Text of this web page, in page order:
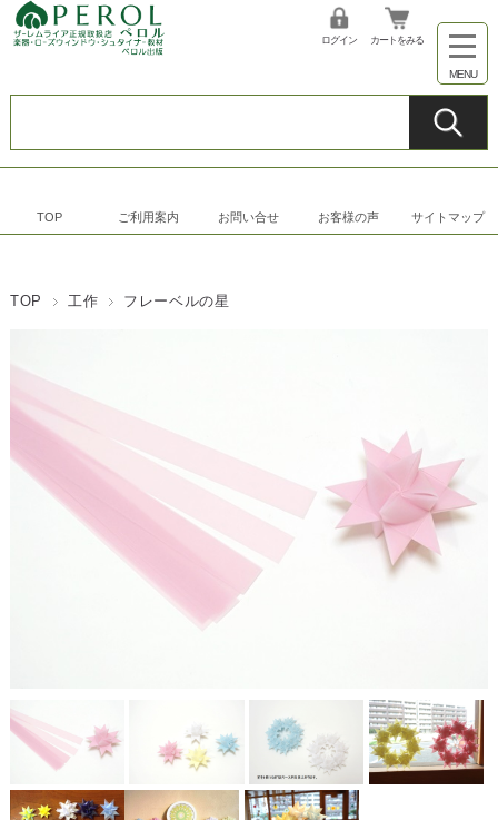
ログイン カートをみる
TOP ご利用案内 お問い合せ お客様の声 サイトマップ
TOP 工作 フレーベルの星